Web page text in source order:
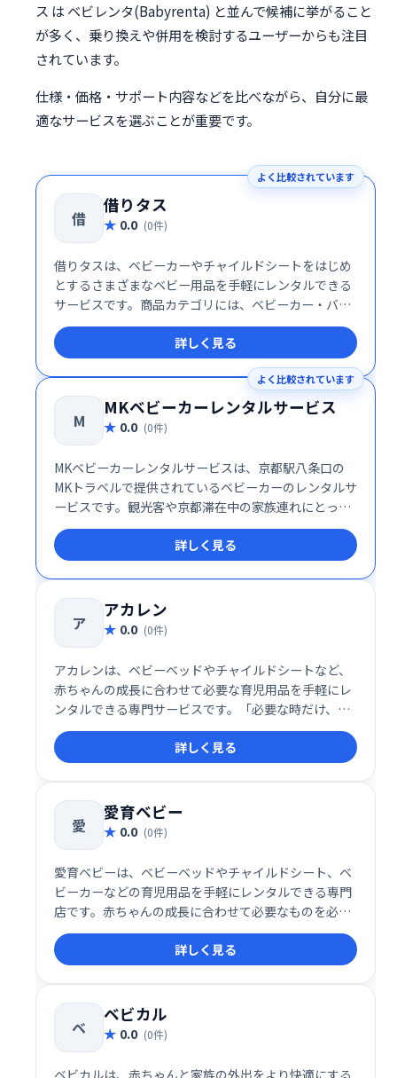
ス は ベビレンタ(Babyrenta) と並んで候補に挙がること
が多く、乗り換えや併用を検討するユーザーからも注目
されています。
仕様・価格・サポート内容などを比べながら、自分に最
適なサービスを選ぶことが重要です。
よく比較されています
借
借りタス
0.0 (0件)
借りタスは、ベビーカーやチャイルドシートをはじめ
とするさまざまなベビー用品を手軽にレンタルできる
サービスです。商品カテゴリには、ベビーカー・バギ
ー、ベビーベッド、チャイルドシート、ベビーチェ
ア、おもちゃ・ベビートイ、ベビーモニターなど、育
児に欠かせない多種多様なアイテムが揃っています。
詳しく見る
よく比較されています
M
MKベビーカーレンタルサービス
0.0 (0件)
MKベビーカーレンタルサービスは、京都駅八条口の
MKトラベルで提供されているベビーカーのレンタルサ
ービスです。観光客や京都滞在中の家族連れにとっ
て、赤ちゃんとの移動を快適にする便利な選択肢で
す。
詳しく見る
ア
アカレン
0.0 (0件)
アカレンは、ベビーベッドやチャイルドシートなど、
赤ちゃんの成長に合わせて必要な育児用品を手軽にレ
ンタルできる専門サービスです。「必要な時だけ、質
の良いものを安く」というコンセプトを掲げ、育児を
より便利で快適にするサービスを提供しています。
詳しく見る
愛
愛育ベビー
0.0 (0件)
愛育ベビーは、ベビーベッドやチャイルドシート、ベ
ビーカーなどの育児用品を手軽にレンタルできる専門
店です。赤ちゃんの成長に合わせて必要なものを必要
な期間だけ利用できるため、無駄なく賢い育児をサポ
ートします。
詳しく見る
ベ
ベビカル
0.0 (0件)